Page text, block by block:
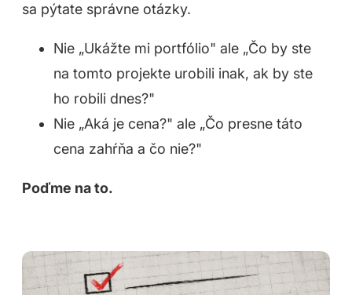
sa pýtate správne otázky.
Nie „Ukážte mi portfólio" ale „Čo by ste
na tomto projekte urobili inak, ak by ste
ho robili dnes?"
Nie „Aká je cena?" ale „Čo presne táto
cena zahŕňa a čo nie?"
Poďme na to.